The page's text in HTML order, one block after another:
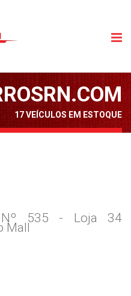
17 VEÍCULOS EM ESTOQUE
Nº 535 - Loja 34
Mall